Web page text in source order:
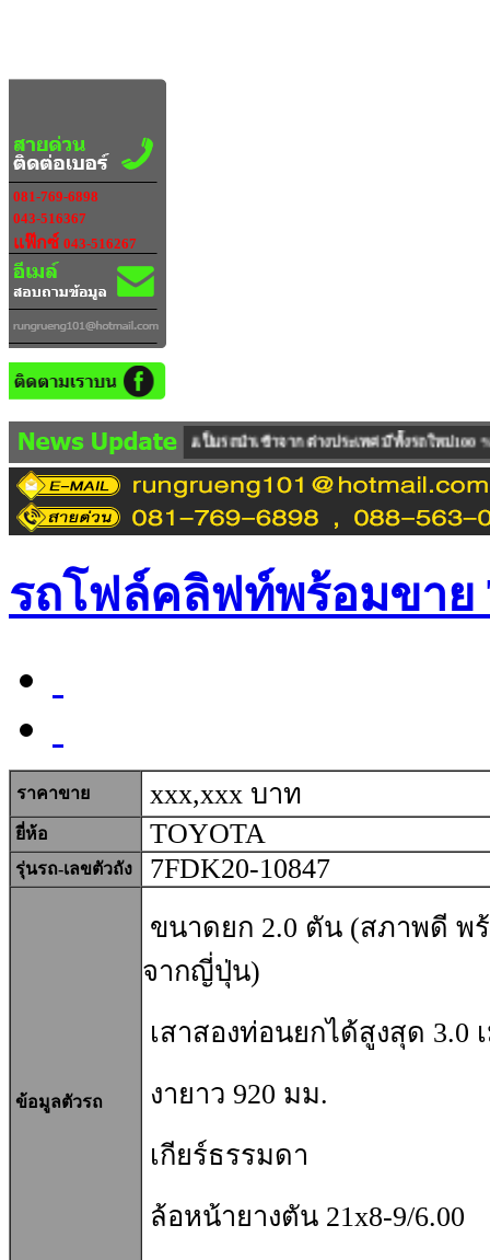
081-769-6898
043-516367
แฟ๊กซ์ 043-516267
เป็นรถนำเข้าจาก ต่างประเทศ มีทั้งรถใหม่100 % และ รถUSED ให้บริ
รถโฟล์คลิฟท์พร้อมขาย
ราคาขาย xxx,xxx บาท
ยี่ห้อ TOYOTA
รุ่นรถ-เลขตัวถัง 7FDK20-10847
ข้อมูลตัวรถ
ขนาดยก 2.0 ตัน (สภาพดี พ
จากญี่ปุ่น)
เสาสองท่อนยกได้สูงสุด 3.0
งายาว 920 มม.
เกียร์ธรรมดา
ล้อหน้ายางตัน 21x8-9/6.00